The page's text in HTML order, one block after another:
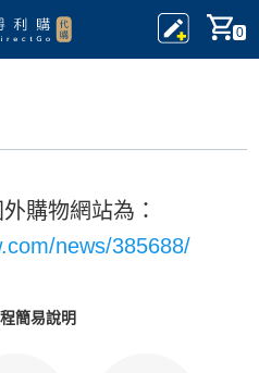
0
購物網站為：
news/385688/
簡易說明